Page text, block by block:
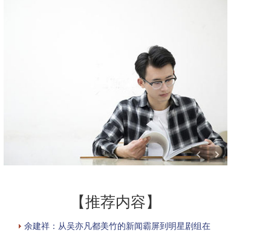
【推荐内容】
余建祥：从吴亦凡都美竹的新闻霸屏到明星剧组在